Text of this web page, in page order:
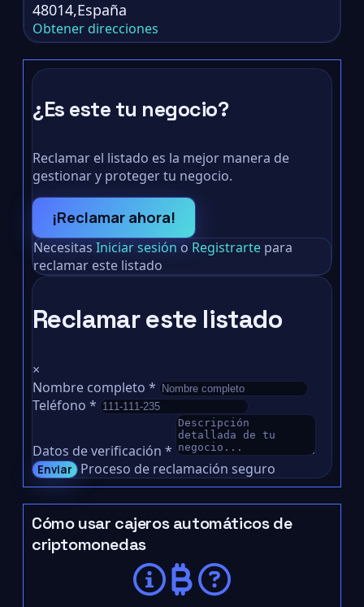
48014,España
Obtener direcciones
¿Es este tu negocio?
Reclamar el listado es la mejor manera de
gestionar y proteger tu negocio.
¡Reclamar ahora!
Necesitas Iniciar sesión o Registrarte para
reclamar este listado
Reclamar este listado
×
Nombre completo *
Teléfono *
Datos de verificación *
Enviar Proceso de reclamación seguro
Cómo usar cajeros automáticos de
criptomonedas